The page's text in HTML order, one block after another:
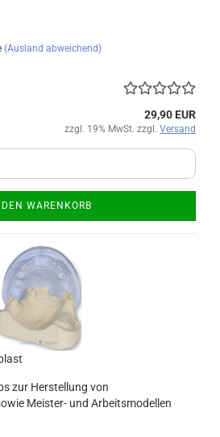
(Ausland abweichend)
29,90 EUR
zzgl. 19% MwSt. zzgl. Versand
DEN WARENKORB
zur Herstellung von
Meister- und Arbeitsmodellen